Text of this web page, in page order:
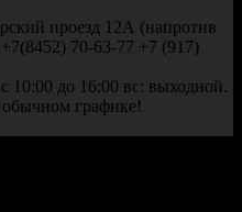
проезд 12А (напротив
70-63-77 +7 (917)
10:00 до 16:00 вс: выходной.
графике!